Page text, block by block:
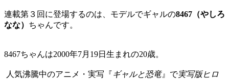
連載第３回に登場するのは、モデルでギャルの8467（やしろ
なな） ちゃんです。
8467ちゃんは2000年7月19日生まれの20歳。
人気沸騰中のアニメ・実写『ギャルと恐竜』で実写版ヒロ